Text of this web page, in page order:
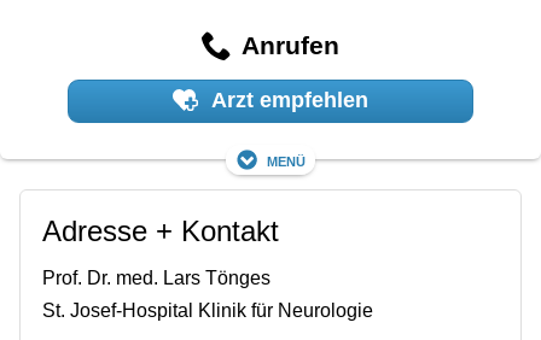
Anrufen
Arzt empfehlen
Menü
Adresse + Kontakt
Prof. Dr. med. Lars Tönges
St. Josef-Hospital Klinik für Neurologie